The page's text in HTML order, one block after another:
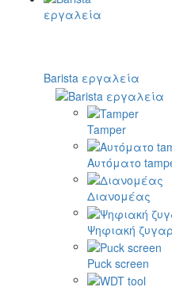
Barista εργαλεία
Tamper
Αυτόματο
Διανομέας
Ψηφιακή
Puck screen